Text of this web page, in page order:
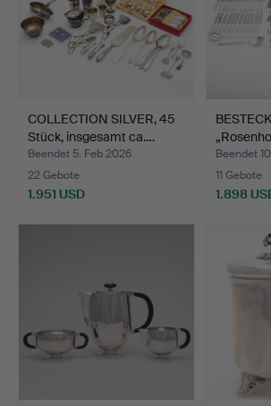
COLLECTION SILVER, 45
Stück, insgesamt ca.…
Beendet 5. Feb 2026
22 Gebote
1.951 USD
Beendet
11 Gebote
1.898